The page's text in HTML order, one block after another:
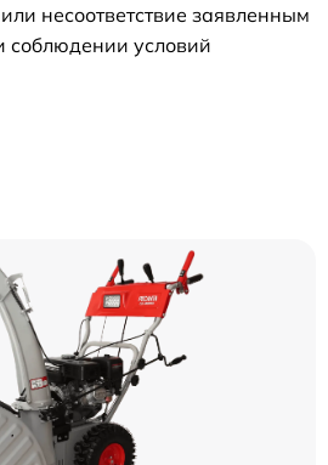
несоответствие заявленным
соблюдении условий